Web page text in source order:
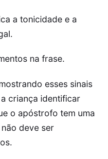
a tonicidade e a
na frase.
esses sinais
criança identificar
o apóstrofo tem uma
deve ser